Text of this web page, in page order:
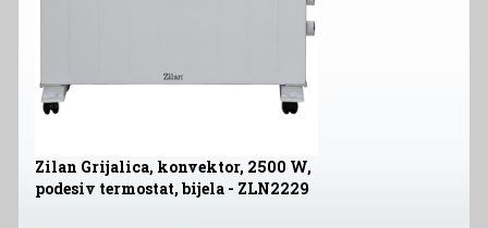
Zilan Grijalica, konvektor, 2500 W,
podesiv termostat, bijela - ZLN2229